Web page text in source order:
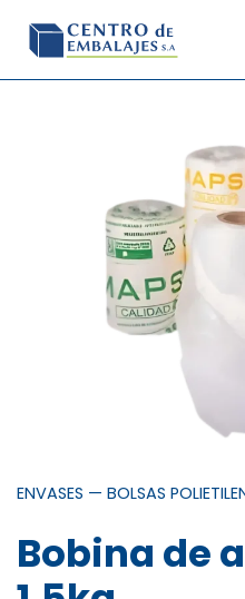
content
ENVASES — BOLSAS
Bobina de